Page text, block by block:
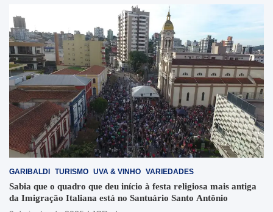
GARIBALDI TURISMO UVA & VINHO VARIEDADES
Sabia que o quadro que deu início à festa religiosa mais antiga
da Imigração Italiana está no Santuário Santo Antônio